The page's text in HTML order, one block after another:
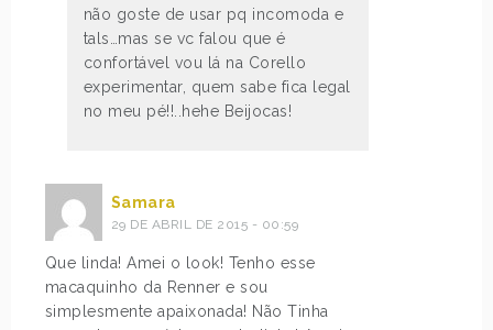
não goste de usar pq incomoda e
tals…mas se vc falou que é
confortável vou lá na Corello
experimentar, quem sabe fica legal
no meu pé!!..hehe Beijocas!
Samara
29 DE ABRIL DE 2015 - 00:59
Que linda! Amei o look! Tenho esse
macaquinho da Renner e sou
simplesmente apaixonada! Não Tinha